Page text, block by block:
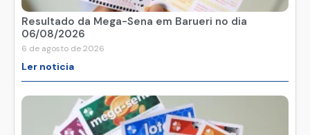
Resultado da Mega-Sena em Barueri no dia
06/08/2026
6 de agosto de 2026
Ler noticia